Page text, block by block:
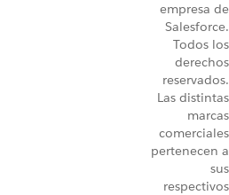
empresa de
Salesforce.
Todos los
derechos
reservados.
Las distintas
marcas
comerciales
pertenecen a
sus
respectivos